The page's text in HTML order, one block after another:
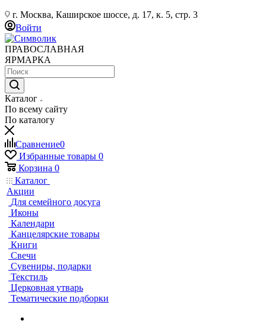
г. Москва, Каширское шоссе, д. 17, к. 5, стр. 3
Войти
ПРАВОСЛАВНАЯ
ЯРМАРКА
Каталог
По всему сайту
По каталогу
Сравнение0
Избранные товары 0
Корзина 0
Каталог
Акции
Для семейного досуга
Иконы
Календари
Канцелярские товары
Книги
Свечи
Сувениры, подарки
Текстиль
Церковная утварь
Тематические подборки